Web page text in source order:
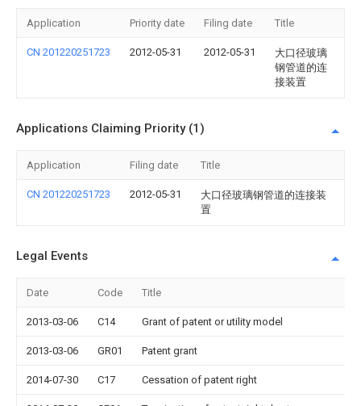
Application Priority date Filing date Title
CN 201220251723 2012-05-31 2012-05-31
大口径玻璃
钢管道的连
接装置
Applications Claiming Priority (1)
Application Filing date Title
CN 201220251723 2012-05-31
大口径玻璃钢管道的连接装
置
Legal Events
Date Code Title
2013-03-06 C14 Grant of patent or utility model
2013-03-06 GR01 Patent grant
2014-07-30 C17 Cessation of patent right